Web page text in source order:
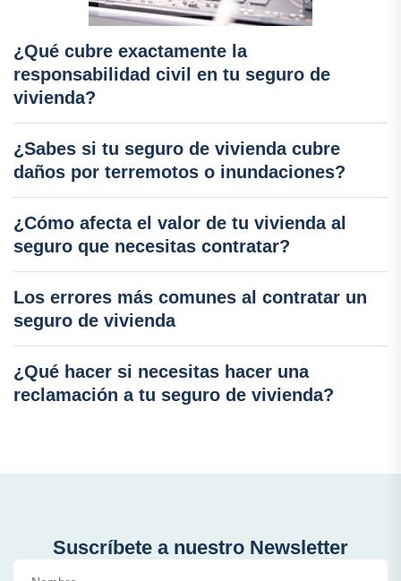
¿Qué cubre exactamente la
responsabilidad civil en tu seguro de
vivienda?
¿Sabes si tu seguro de vivienda cubre
daños por terremotos o inundaciones?
¿Cómo afecta el valor de tu vivienda al
seguro que necesitas contratar?
Los errores más comunes al contratar un
seguro de vivienda
¿Qué hacer si necesitas hacer una
reclamación a tu seguro de vivienda?
Suscríbete a nuestro Newsletter